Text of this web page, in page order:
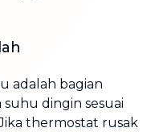
adalah bagian
dingin sesuai
thermostat rusak